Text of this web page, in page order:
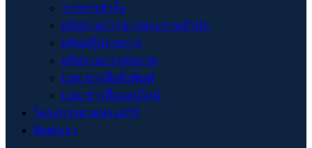
วารสารหัวใจ
คลิปรายการข่าวพระราชสำนัก
คลิปสกู๊ปรายการ
คลิปรายการสุขภาพ
Link ข่าวสื่อสิ่งพิมพ์
Link ข่าวสื่อออนไลน์
โครงการตามพระดำริ
ติดต่อเรา